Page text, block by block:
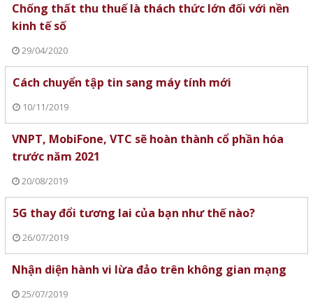
Chống thất thu thuế là thách thức lớn đối với nền
kinh tế số
29/04/2020
Cách chuyển tập tin sang máy tính mới
10/11/2019
VNPT, MobiFone, VTC sẽ hoàn thành cổ phần hóa
trước năm 2021
20/08/2019
5G thay đổi tương lai của bạn như thế nào?
26/07/2019
Nhận diện hành vi lừa đảo trên không gian mạng
25/07/2019